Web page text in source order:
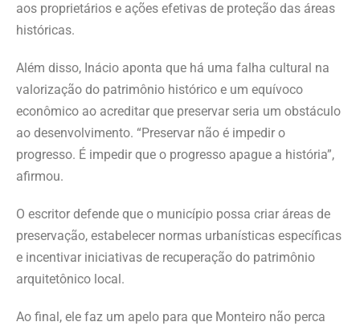
aos proprietários e ações efetivas de proteção das áreas
históricas.
Além disso, Inácio aponta que há uma falha cultural na
valorização do patrimônio histórico e um equívoco
econômico ao acreditar que preservar seria um obstáculo
ao desenvolvimento. “Preservar não é impedir o
progresso. É impedir que o progresso apague a história”,
afirmou.
O escritor defende que o município possa criar áreas de
preservação, estabelecer normas urbanísticas específicas
e incentivar iniciativas de recuperação do patrimônio
arquitetônico local.
Ao final, ele faz um apelo para que Monteiro não perca